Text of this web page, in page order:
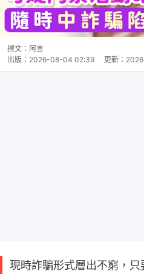
撰文： 阿言
出版： 2026-08-04 02:39 更新：
現時詐騙形式層出不窮，